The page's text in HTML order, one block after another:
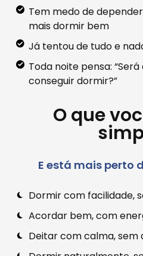
Tem medo de
mais dormir bem
Já tentou de tudo e
Toda noite pensa:
conseguir dormir?”
O que
E está mais perto
Dormir com facilidade,
Acordar bem, com
Deitar com calma, sem